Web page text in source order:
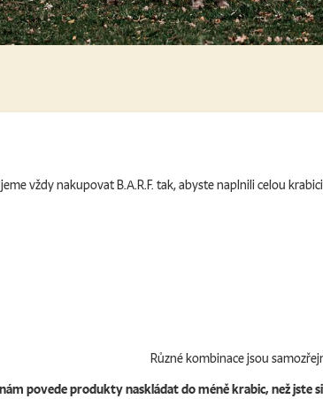
vždy nakupovat B.A.R.F. tak, abyste naplnili celou
Různé kombinace jsou
povede produkty naskládat do méně krabic, než jste